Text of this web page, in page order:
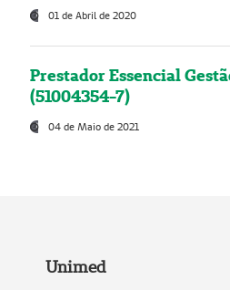
01 de Abril de 2020
Prestador Essencial
(51004354-7)
04 de Maio de 2021
Unimed